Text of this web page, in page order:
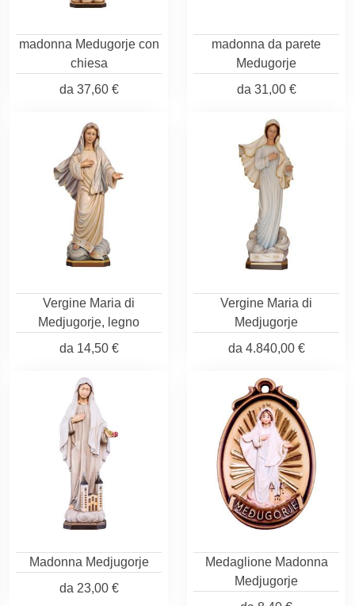
madonna Medugorje con
chiesa
da 37,60 €
madonna da parete
Medugorje
da 31,00 €
Vergine Maria di
Medjugorje, legno
da 14,50 €
Vergine Maria di
Medjugorje
da 4.840,00 €
Madonna Medjugorje
da 23,00 €
Medaglione Madonna
Medjugorje